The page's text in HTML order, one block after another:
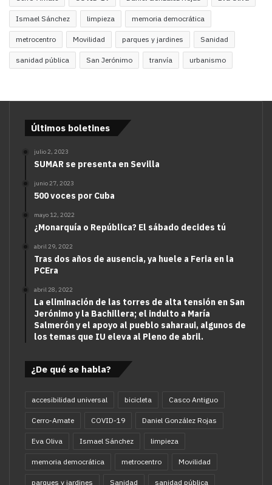
Ismael Sánchez limpieza memoria democrática
metrocentro Movilidad parques y jardines Sanidad
sanidad pública San Jerónimo tranvía urbanismo
Últimos boletines
julio 2, 2023
SUMAR se presenta en Sevilla
junio 27, 2023
500 voces por Cuba
mayo 12, 2022
¿Monarquía o República? El sábado decides tú
abril 29, 2022
Tras dos años de ausencia, ya huele a Feria en la
PCEra
abril 28, 2022
La eliminación de las torres de alta tensión en San
Jerónimo y la Bachillera; el indulto a María
Salmerón y el apoyo al pueblo saharaui, algunos de
los temas que IU eleva al Pleno de abril.
¿De qué se habla?
accesibilidad universal bicicleta Casco Antiguo
Cerro-Amate COVID-19 Daniel González Rojas
Eva Oliva Ismael Sánchez limpieza
memoria democrática metrocentro Movilidad
parques y jardines Sanidad sanidad pública